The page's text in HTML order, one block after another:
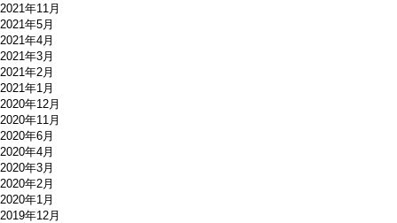
2021年11月
2021年5月
2021年4月
2021年3月
2021年2月
2021年1月
2020年12月
2020年11月
2020年6月
2020年4月
2020年3月
2020年2月
2020年1月
2019年12月